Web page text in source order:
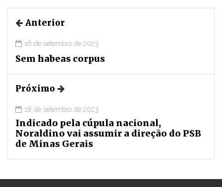
Anterior
16 de setembro de 2023
Sem habeas corpus
Próximo
18 de setembro de 2023
Indicado pela cúpula nacional,
Noraldino vai assumir a direção do PSB
de Minas Gerais